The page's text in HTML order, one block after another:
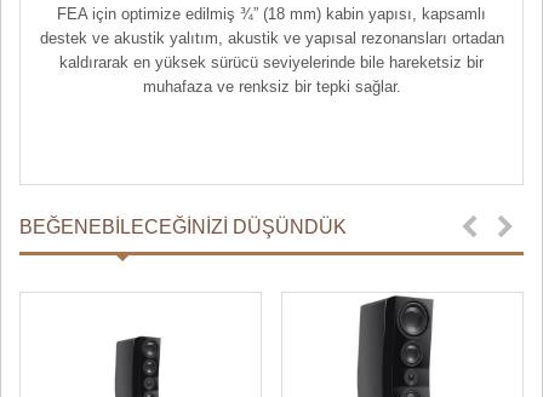
FEA için optimize edilmiş ¾” (18 mm) kabin yapısı, kapsamlı
destek ve akustik yalıtım, akustik ve yapısal rezonansları ortadan
kaldırarak en yüksek sürücü seviyelerinde bile hareketsiz bir
muhafaza ve renksiz bir tepki sağlar.
BEĞENEBILECEĞINIZI DÜŞÜNDÜK